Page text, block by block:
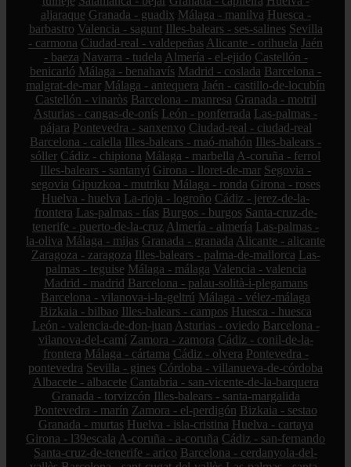
aljaraque Granada - guadix Málaga - manilva Huesca -
barbastro Valencia - sagunt Illes-balears - ses-salines Sevilla
- carmona Ciudad-real - valdepeñas Alicante - orihuela Jaén
- baeza Navarra - tudela Almería - el-ejido Castellón -
benicarló Málaga - benahavís Madrid - coslada Barcelona -
malgrat-de-mar Málaga - antequera Jaén - castillo-de-locubín
Castellón - vinaròs Barcelona - manresa Granada - motril
Asturias - cangas-de-onís León - ponferrada Las-palmas -
pájara Pontevedra - sanxenxo Ciudad-real - ciudad-real
Barcelona - calella Illes-balears - maó-mahón Illes-balears -
sóller Cádiz - chipiona Málaga - marbella A-coruña - ferrol
Illes-balears - santanyí Girona - lloret-de-mar Segovia -
segovia Gipuzkoa - mutriku Málaga - ronda Girona - roses
Huelva - huelva La-rioja - logroño Cádiz - jerez-de-la-
frontera Las-palmas - tías Burgos - burgos Santa-cruz-de-
tenerife - puerto-de-la-cruz Almería - almería Las-palmas -
la-oliva Málaga - mijas Granada - granada Alicante - alicante
Zaragoza - zaragoza Illes-balears - palma-de-mallorca Las-
palmas - teguise Málaga - málaga Valencia - valencia
Madrid - madrid Barcelona - palau-solità-i-plegamans
Barcelona - vilanova-i-la-geltrú Málaga - vélez-málaga
Bizkaia - bilbao Illes-balears - campos Huesca - huesca
León - valencia-de-don-juan Asturias - oviedo Barcelona -
vilanova-del-camí Zamora - zamora Cádiz - conil-de-la-
frontera Málaga - cártama Cádiz - olvera Pontevedra -
pontevedra Sevilla - gines Córdoba - villanueva-de-córdoba
Albacete - albacete Cantabria - san-vicente-de-la-barquera
Granada - torvizcón Illes-balears - santa-margalida
Pontevedra - marín Zamora - el-perdigón Bizkaia - sestao
Granada - murtas Huelva - isla-cristina Huelva - cartaya
Girona - l39escala A-coruña - a-coruña Cádiz - san-fernando
Santa-cruz-de-tenerife - arico Barcelona - cerdanyola-del-